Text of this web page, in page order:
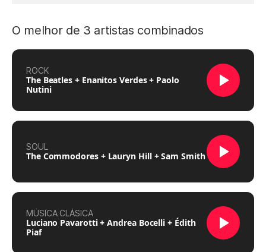
O melhor de 3 artistas combinados
ROCK
The Beatles + Enanitos Verdes + Paolo
Nutini
SOUL
The Commodores + Lauryn Hill + Sam Smith
MÚSICA CLÁSICA
Luciano Pavarotti + Andrea Bocelli + Édith
Piaf